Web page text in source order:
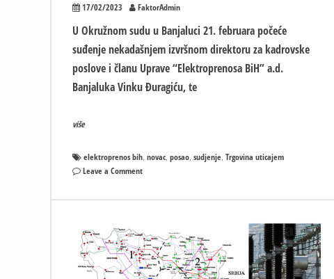
17/02/2023 FaktorAdmin
U Okružnom sudu u Banjaluci 21. februara počeće
suđenje nekadašnjem izvršnom direktoru za kadrovske
poslove i članu Uprave “Elektroprenosa BiH” a.d.
Banjaluka Vinku Đuragiću, te
više
elektroprenos bih, novac, posao, sudjenje, Trgovina uticajem
Leave a Commenton
trojac:
KM
da
“srede”